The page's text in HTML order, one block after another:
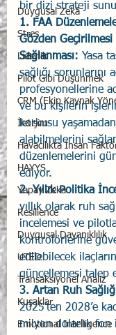
Duygusal Zekâ
Stres
Liderlik
Pilot Gibi Düşünmek
CRM (Ekip Kaynak
İletişim
Havacılıkta İnsan
HAYYS
Yapay Zekâ
Resilience
Duygusal Dayanıklılık
UTED
Transaksiyonel Analiz
Kuşaklar
Emotional Intelligence
bir dizi strateji
1. FAA
Gözden
Sağlanması: Yasa
sağlığı sorunlarını
profesyonellerine
ve bu kişilerin
korkusu
alabilmelerini
düzenlemelerini
ediyor.
2. Yıllık Politika
yıllık olarak ruh
incelemesi ve
kontrolörlerine
edilebilecek
güncellemesi talep
3. Artan Ruh
2025’ten 2028’e
milyon dolarlık fon